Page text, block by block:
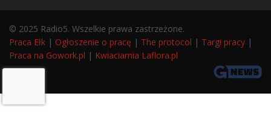
© 2025 Radio5. Wszelkie prawa zastrzeżone.
Praca Ełk | Ogłoszenie o pracę | The protocol | Targi pracy |
Praca na Gowork.pl | Kwiaciarnia Laflora.pl